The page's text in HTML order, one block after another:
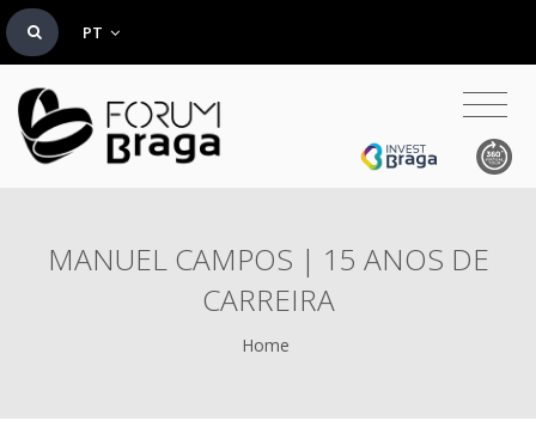
PT
MANUEL CAMPOS | 15 ANOS DE
CARREIRA
Home